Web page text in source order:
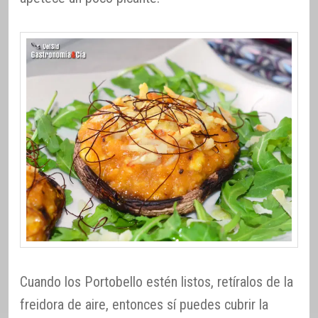
Cuando los Portobello estén listos, retíralos de la
freidora de aire, entonces sí puedes cubrir la